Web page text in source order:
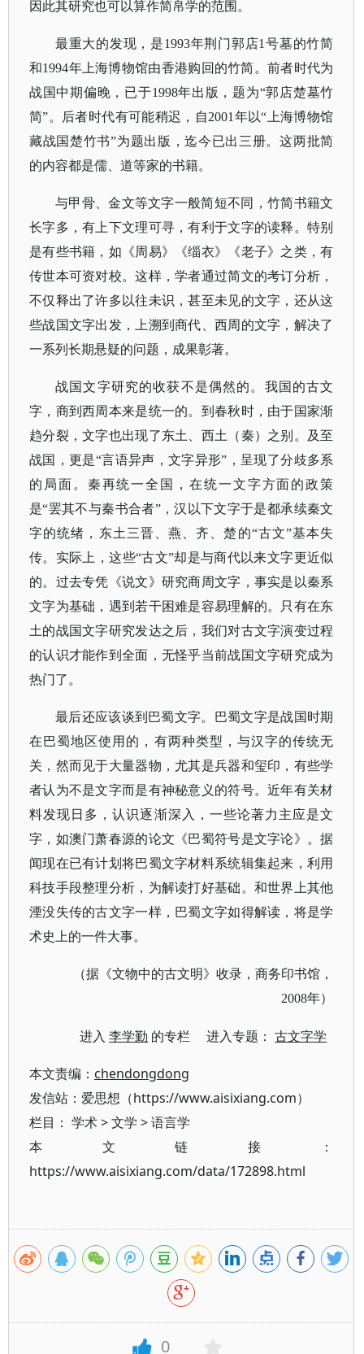
因此其研究也可以算作简帛学的范围。
最重大的发现，是1993年荆门郭店1号墓的竹简
和1994年上海博物馆由香港购回的竹简。前者时代为
战国中期偏晚，已于1998年出版，题为“郭店楚墓竹
简”。后者时代有可能稍迟，自2001年以“上海博物馆
藏战国楚竹书”为题出版，迄今已出三册。这两批简
的内容都是儒、道等家的书籍。
与甲骨、金文等文字一般简短不同，竹简书籍文
长字多，有上下文理可寻，有利于文字的读释。特别
是有些书籍，如《周易》《缁衣》《老子》之类，有
传世本可资对校。这样，学者通过简文的考订分析，
不仅释出了许多以往未识，甚至未见的文字，还从这
些战国文字出发，上溯到商代、西周的文字，解决了
一系列长期悬疑的问题，成果彰著。
战国文字研究的收获不是偶然的。我国的古文
字，商到西周本来是统一的。到春秋时，由于国家渐
趋分裂，文字也出现了东土、西土（秦）之别。及至
战国，更是“言语异声，文字异形”，呈现了分歧多系
的局面。秦再统一全国，在统一文字方面的政策
是“罢其不与秦书合者”，汉以下文字于是都承续秦文
字的统绪，东土三晋、燕、齐、楚的“古文”基本失
传。实际上，这些“古文”却是与商代以来文字更近似
的。过去专凭《说文》研究商周文字，事实是以秦系
文字为基础，遇到若干困难是容易理解的。只有在东
土的战国文字研究发达之后，我们对古文字演变过程
的认识才能作到全面，无怪乎当前战国文字研究成为
热门了。
最后还应该谈到巴蜀文字。巴蜀文字是战国时期
在巴蜀地区使用的，有两种类型，与汉字的传统无
关，然而见于大量器物，尤其是兵器和玺印，有些学
者认为不是文字而是有神秘意义的符号。近年有关材
料发现日多，认识逐渐深入，一些论著力主应是文
字，如澳门萧春源的论文《巴蜀符号是文字论》。据
闻现在已有计划将巴蜀文字材料系统辑集起来，利用
科技手段整理分析，为解读打好基础。和世界上其他
湮没失传的古文字一样，巴蜀文字如得解读，将是学
术史上的一件大事。
（据《文物中的古文明》收录，商务印书馆，
2008年）
进入李学勤 的专栏 进入专题：古文字学
本文责编： chendongdong
发信站：爱思想（https://www.aisixiang.com）
栏目： 学术>文学 >语言学
本文链接：
https://www.aisixiang.com/data/172898.html
0